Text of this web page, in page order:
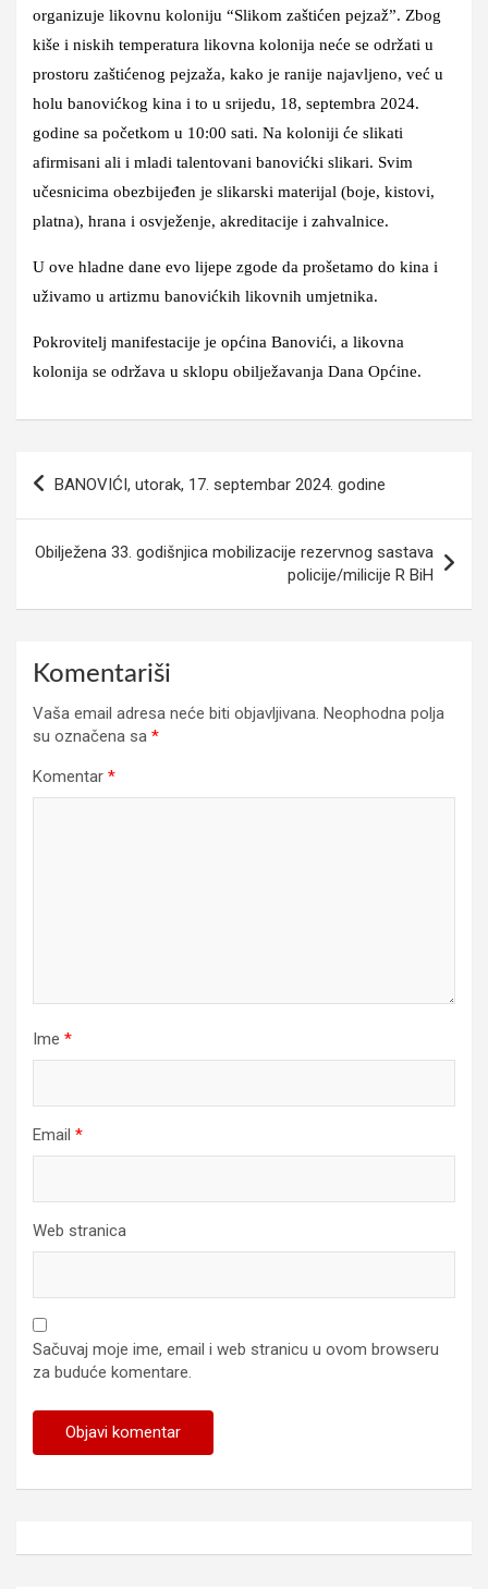
organizuje likovnu koloniju “Slikom zaštićen pejzaž”. Zbog
kiše i niskih temperatura likovna kolonija neće se održati u
prostoru zaštićenog pejzaža, kako je ranije najavljeno, već u
holu banovićkog kina i to u srijedu, 18, septembra 2024.
godine sa početkom u 10:00 sati. Na koloniji će slikati
afirmisani ali i mladi talentovani banovićki slikari. Svim
učesnicima obezbijeđen je slikarski materijal (boje, kistovi,
platna), hrana i osvježenje, akreditacije i zahvalnice.
U ove hladne dane evo lijepe zgode da prošetamo do kina i
uživamo u artizmu banovićkih likovnih umjetnika.
Pokrovitelj manifestacije je općina Banovići, a likovna
kolonija se održava u sklopu obilježavanja Dana Općine.
BANOVIĆI, utorak, 17. septembar 2024. godine
Obilježena 33. godišnjica mobilizacije rezervnog sastava
policije/milicije R BiH
Komentariši
Vaša email adresa neće biti objavljivana. Neophodna polja
su označena sa *
Komentar *
Ime *
Email *
Web stranica
Sačuvaj moje ime, email i web stranicu u ovom browseru
za buduće komentare.